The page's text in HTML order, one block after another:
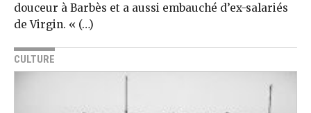
douceur à Barbès et a aussi embauché d’ex-salariés
de Virgin. « (…)
CULTURE